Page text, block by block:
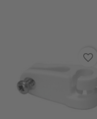
favorite_border